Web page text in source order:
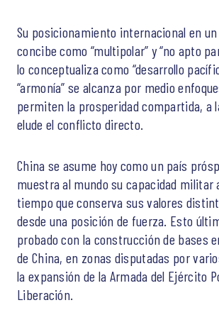
Su posicionamiento internacional en
concibe como “multipolar” y “no apto
lo conceptualiza como “desarrollo
“armonía” se alcanza por medio
permiten la prosperidad compartida, a
elude el conflicto directo.
China se asume hoy como un país
muestra al mundo su capacidad militar
tiempo que conserva sus valores
desde una posición de fuerza. Esto
probado con la construcción de bases
de China, en zonas disputadas por
la expansión de la Armada del Ejército
Liberación.